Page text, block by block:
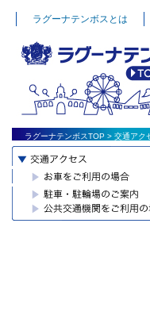
ラグーナテンボスとは
ラグーナテンボスTOP > 交通アク